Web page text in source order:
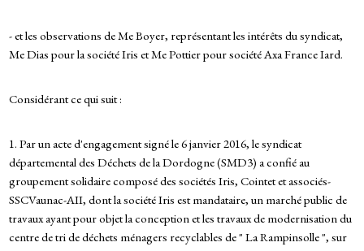
- et les observations de Me Boyer, représentant les intérêts du syndicat,
Me Dias pour la société Iris et Me Pottier pour société Axa France Iard.
Considérant ce qui suit :
1. Par un acte d'engagement signé le 6 janvier 2016, le syndicat
départemental des Déchets de la Dordogne (SMD3) a confié au
groupement solidaire composé des sociétés Iris, Cointet et associés-
SSCVaunac-AII, dont la société Iris est mandataire, un marché public de
travaux ayant pour objet la conception et les travaux de modernisation du
centre de tri de déchets ménagers recyclables de " La Rampinsolle ", sur